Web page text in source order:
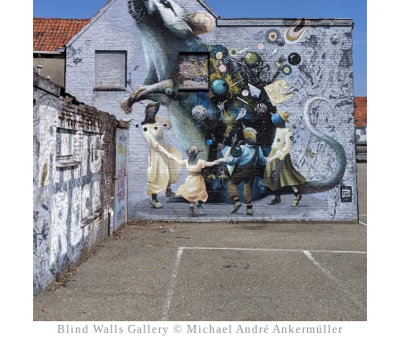
Blind Walls Gallery © Michael André Ankermüller